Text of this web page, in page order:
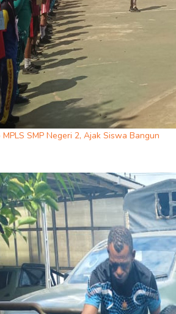
SMP Negeri 2, Ajak Siswa Bangun